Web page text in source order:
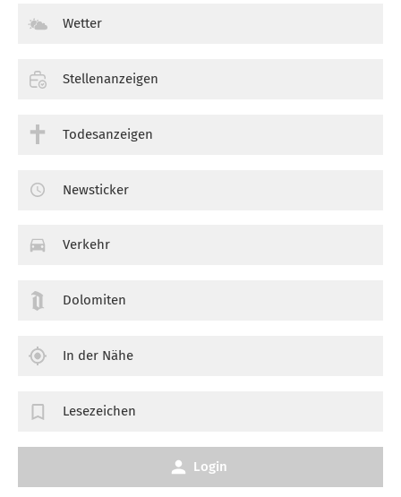
Wetter
Stellenanzeigen
Todesanzeigen
Newsticker
Verkehr
Dolomiten
In der Nähe
Lesezeichen
Login